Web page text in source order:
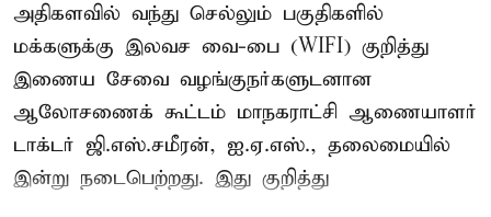
அதிகளவில் வந்து செல்லும் பகுதிகளில்
மக்களுக்கு இலவச வை-பை (WIFI) குறித்து
இணைய சேவை வழங்குநர்களுடனான
ஆலோசணைக் கூட்டம் மாநகராட்சி ஆணையாளர்
டாக்டர் ஜி.எஸ்.சமீரன், ஐ.ஏ.எஸ்., தலைமையில்
இன்று நடைபெற்றது. இது குறித்து